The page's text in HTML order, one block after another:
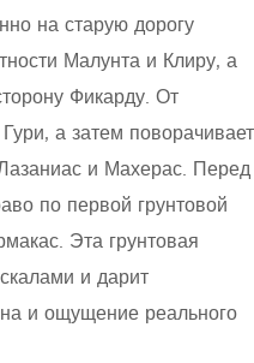
на старую дорогу
Малунта и Клиру, а
Фикарду. От
а затем поворачивает
и Махерас. Перед
по первой грунтовой
Эта грунтовая
и дарит
и ощущение реального